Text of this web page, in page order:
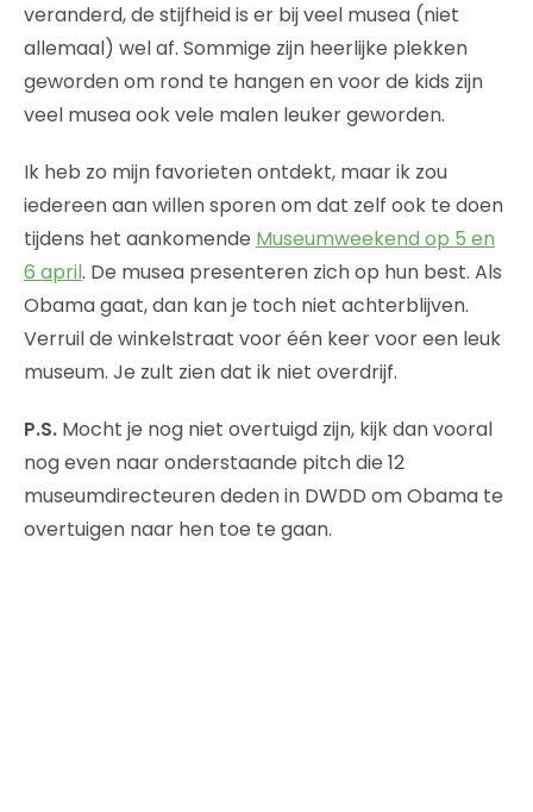
veranderd, de stijfheid is er bij veel musea (niet
allemaal) wel af. Sommige zijn heerlijke plekken
geworden om rond te hangen en voor de kids zijn
veel musea ook vele malen leuker geworden.
Ik heb zo mijn favorieten ontdekt, maar ik zou
iedereen aan willen sporen om dat zelf ook te doen
tijdens het aankomende Museumweekend op 5 en
6 april. De musea presenteren zich op hun best. Als
Obama gaat, dan kan je toch niet achterblijven.
Verruil de winkelstraat voor één keer voor een leuk
museum. Je zult zien dat ik niet overdrijf.
P.S. Mocht je nog niet overtuigd zijn, kijk dan vooral
nog even naar onderstaande pitch die 12
museumdirecteuren deden in DWDD om Obama te
overtuigen naar hen toe te gaan.